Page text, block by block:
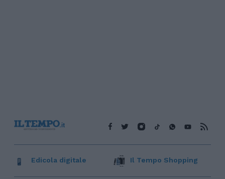
Edicola digitale Il Tempo Shopping